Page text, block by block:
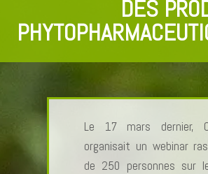
DES
Le 17 mars dernier,
organisait un webinar
de 250 personnes sur